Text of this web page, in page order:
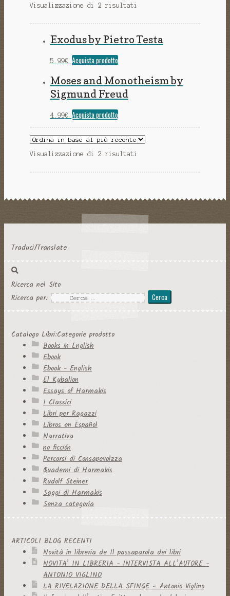
Visualizzazione di 2 risultati
Exodus by Pietro Testa
5.99€ Acquista prodotto
Moses and Monotheism by
Sigmund Freud
4.99€ Acquista prodotto
Visualizzazione di 2 risultati
Traduci/Translate
Ricerca nel Sito
Ricerca per:
Catalogo Libri:Categorie prodotto
Books in English
Ebook
Ebook - English
El Kybalion
Essays of Harmakis
I Classici
Libri per Ragazzi
Libros en Español
Narrativa
no ficción
Percorsi di Consapevolzza
Quaderni di Harmakis
Rudolf Steiner
Saggi di Harmakis
Senza categoria
ARTICOLI BLOG RECENTI
Novità in libreria de Il passaparola dei libri
NOVITA’ IN LIBRERIA - INTERVISTA ALL’AUTORE -
ANTONIO VIGLINO
LA RIVELAZIONE DELLA SFINGE – Antonio Viglino